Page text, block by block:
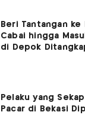
Beri Tantangan ke
Cabai hingga
di Depok
Pelaku yang
Pacar di Bekasi